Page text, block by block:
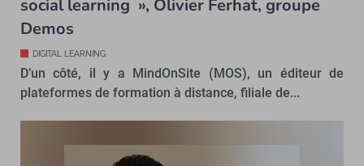
social learning », Olivier Ferhat, groupe
Demos
DIGITAL LEARNING
D’un côté, il y a MindOnSite (MOS), un éditeur de
plateformes de formation à distance, filiale de...